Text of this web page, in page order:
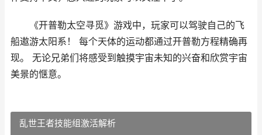
《开普勒太空寻觅》游戏中，玩家可以驾驶自己的飞
船遨游太阳系！ 每个天体的运动都通过开普勒方程精确再
现。 无论兄弟们将感受到触摸宇宙未知的兴奋和欣赏宇宙
美景的惬意。
乱世王者技能组激活解析